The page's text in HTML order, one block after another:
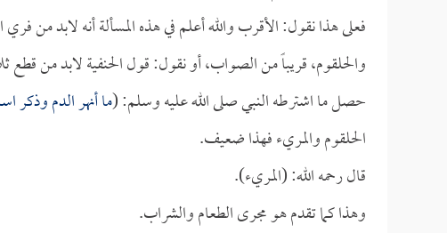
فعلى هذا نقول: الأقرب والله أعلم في هذه المسألة أنه لابد من
والحلقوم، قريباً من الصواب، أو نقول: قول الحنفية لابد من
حصل ما اشترطه النبي صلى الله عليه وسلم: (ما أنهر الدم وذكر
الحلقوم والمريء فهذا ضعيف.
قال رحمه الله: (المريء).
وهذا كما تقدم هو مجرى الطعام والشراب.